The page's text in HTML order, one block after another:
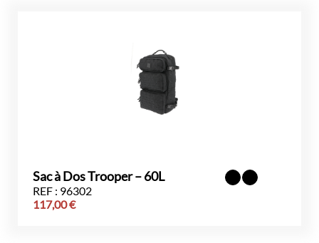
Sac à Dos Trooper – 60L
REF : 96302
117,00€